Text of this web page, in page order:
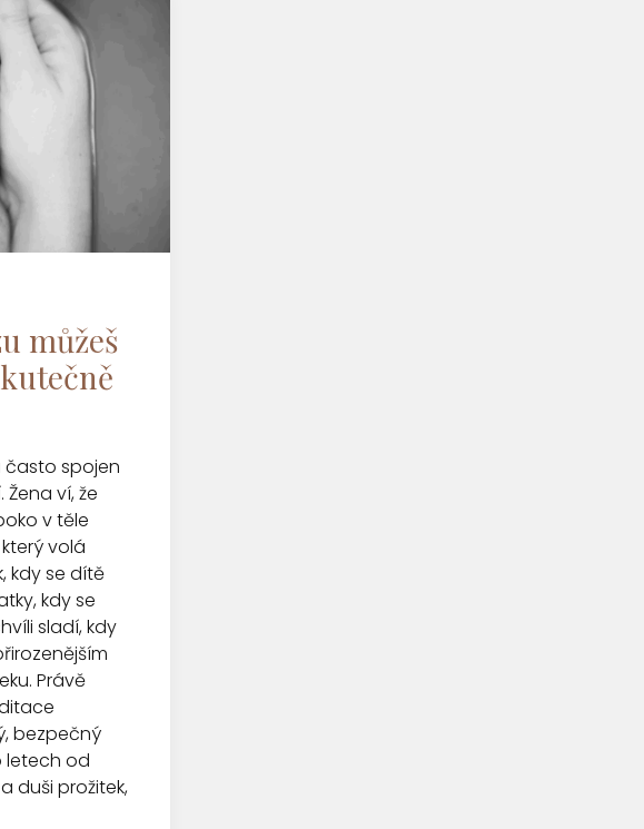
můžeš
často spojen
ví, že
v těle
volá
kdy se dítě
kdy se
sladí, kdy
Právě
bezpečný
letech od
duši prožitek,